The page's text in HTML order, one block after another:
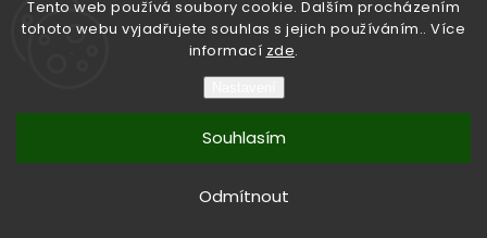
Tento web používá soubory cookie. Dalším procházením
tohoto webu vyjadřujete souhlas s jejich používáním.. Více
informací zde.
Odmítnout
Souhlasím
Bukefalos. Všechna práva vyhrazena.
VytvořilShoptet| DesignShoptak.cz